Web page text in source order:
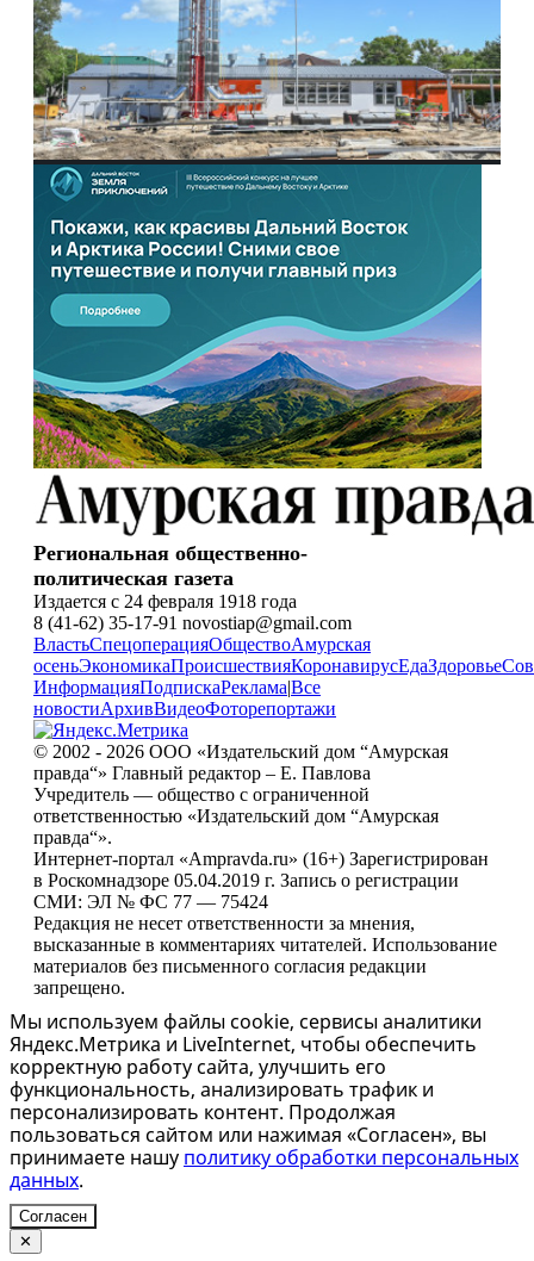
Региональная общественно-
политическая газета
Издается с 24 февраля 1918 года
8 (41-62) 35-17-91 novostiap@gmail.com
ВластьСпецоперацияОбществоАмурская
осеньЭкономикаПроисшествияКоронавирусЕдаЗдоровье
ИнформацияПодпискаРеклама|Все
новостиАрхивВидеоФоторепортажи
© 2002 - 2026 ООО «Издательский дом “Амурская
правда“» Главный редактор – Е. Павлова
Учредитель — общество с ограниченной
ответственностью «Издательский дом “Амурская
правда“».
Интернет-портал «Ampravda.ru» (16+) Зарегистрирован
в Роскомнадзоре 05.04.2019 г. Запись о регистрации
СМИ: ЭЛ № ФС 77 — 75424
Редакция не несет ответственности за мнения,
высказанные в комментариях читателей. Использование
материалов без письменного согласия редакции
запрещено.
Мы используем файлы cookie, сервисы аналитики
Яндекс.Метрика и LiveInternet, чтобы обеспечить
корректную работу сайта, улучшить его
функциональность, анализировать трафик и
персонализировать контент. Продолжая
пользоваться сайтом или нажимая «Согласен», вы
принимаете нашу политику обработки персональных
данных.
Согласен
✕